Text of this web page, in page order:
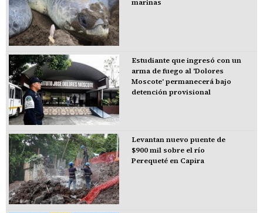
marinas
Estudiante que ingresó con un
arma de fuego al 'Dolores
Moscote' permanecerá bajo
detención provisional
Levantan nuevo puente de
$900 mil sobre el río
Perequeté en Capira